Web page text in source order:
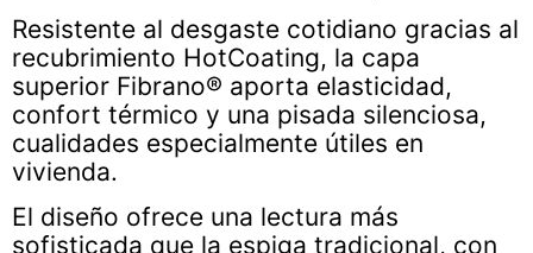
Resistente al desgaste cotidiano gracias al
recubrimiento HotCoating, la capa
superior Fibrano® aporta elasticidad,
confort térmico y una pisada silenciosa,
cualidades especialmente útiles en
vivienda.
El diseño ofrece una lectura más
sofisticada que la espiga tradicional, con